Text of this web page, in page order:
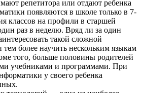
репетитора или отдают ребенка
появляются в школе только в 7-
классов на профили в старшей
раз в неделю. Вряд ли за один
такой сложной
более научить нескольким языкам
того, больше половины родителей
учебниками и программами. При
у своего ребенка